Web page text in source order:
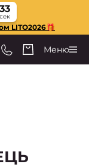
32
сек
LITO2026🎁
Меню